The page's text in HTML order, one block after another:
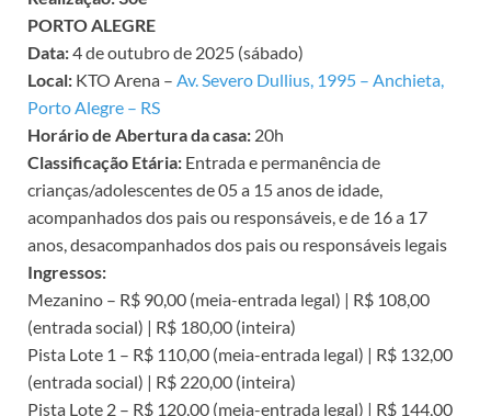
PORTO ALEGRE
Data:4 de outubro de 2025 (sábado)
Local: KTO Arena – Av. Severo Dullius, 1995 – Anchieta,
Porto Alegre – RS
Horário de Abertura da casa: 20h
Classificação Etária: Entrada e permanência de
crianças/adolescentes de 05 a 15 anos de idade,
acompanhados dos pais ou responsáveis, e de 16 a 17
anos, desacompanhados dos pais ou responsáveis legais
Ingressos:
Mezanino – R$ 90,00 (meia-entrada legal) | R$ 108,00
(entrada social) | R$ 180,00 (inteira)
Pista Lote 1 – R$ 110,00 (meia-entrada legal) | R$ 132,00
(entrada social) | R$ 220,00 (inteira)
Pista Lote 2 – R$ 120,00 (meia-entrada legal) | R$ 144,00